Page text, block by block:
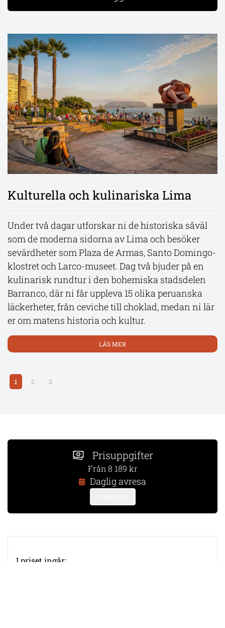
Kulturella och kulinariska Lima
Under två dagar utforskar ni de historiska såväl
som de moderna sidorna av Lima och besöker
sevärdheter som Plaza de Armas, Santo Domingo-
klostret och Larco-museet. Dag två bjuder på en
kulinarisk rundtur i den bohemiska stadsdelen
Barranco, där ni får uppleva 15 olika peruanska
läckerheter, från ceviche till choklad, medan ni lär
er om matens historia och kultur.
LÄS MER
Ballestaöarna och Nazcalinjerna
Följ med på ett oförglömligt äventyr i naturens
möter öknen. Ta en flygtur över de gåtfulla
Nazcalinjerna och se gigantiska figurer inristade i
öknen av en förlorad civilisation. Beundra
klippformationerna och det rika djurlivet vid
Ballestasöarna, hem till sjölejon, pingviner,
delfiner och färgglada fågelarter.
LÄS MER
Puno och Titicacasjön
Upptäck södra Peru på en resa från historiska
Cusco till den glittrande Titicacasjön. Ni färdas
genom storslagna landskap, besöker charmiga
byar och heliga tempel, och upplever den rika
inkakulturen på nära håll. I Puno väntar möten
med lokalbefolkningen på de flytande Urosöarna
och den vackra Taquileön – en fascinerande
inblick i traditioner som levt vidare i
århundraden.
1 2 3
Prisuppgifter
Från 8 189 kr
Daglig avresa
I priset ingår: